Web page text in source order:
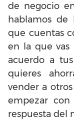
de negocio
hablamos de
que cuentas
en la que
acuerdo a
quieres
vender a
empezar con
respuesta del